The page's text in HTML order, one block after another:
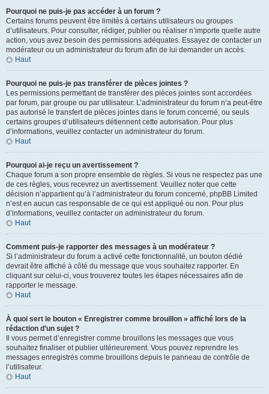
Pourquoi ne puis-je pas accéder à un forum ?
Certains forums peuvent être limités à certains utilisateurs ou groupes
d’utilisateurs. Pour consulter, rédiger, publier ou réaliser n’importe quelle autre
action, vous avez besoin des permissions adéquates. Essayez de contacter un
modérateur ou un administrateur du forum afin de lui demander un accès.
Haut
Pourquoi ne puis-je pas transférer de pièces jointes ?
Les permissions permettant de transférer des pièces jointes sont accordées
par forum, par groupe ou par utilisateur. L’administrateur du forum n’a peut-être
pas autorisé le transfert de pièces jointes dans le forum concerné, ou seuls
certains groupes d’utilisateurs détiennent cette autorisation. Pour plus
d’informations, veuillez contacter un administrateur du forum.
Haut
Pourquoi ai-je reçu un avertissement ?
Chaque forum a son propre ensemble de règles. Si vous ne respectez pas une
de ces règles, vous recevrez un avertissement. Veuillez noter que cette
décision n’appartient qu’à l’administrateur du forum concerné, phpBB Limited
n’est en aucun cas responsable de ce qui est appliqué ou non. Pour plus
d’informations, veuillez contacter un administrateur du forum.
Haut
Comment puis-je rapporter des messages à un modérateur ?
Si l’administrateur du forum a activé cette fonctionnalité, un bouton dédié
devrait être affiché à côté du message que vous souhaitez rapporter. En
cliquant sur celui-ci, vous trouverez toutes les étapes nécessaires afin de
rapporter le message.
Haut
À quoi sert le bouton « Enregistrer comme brouillon » affiché lors de la
rédaction d’un sujet ?
Il vous permet d’enregistrer comme brouillons les messages que vous
souhaitez finaliser et publier ultérieurement. Vous pouvez reprendre les
messages enregistrés comme brouillons depuis le panneau de contrôle de
l’utilisateur.
Haut